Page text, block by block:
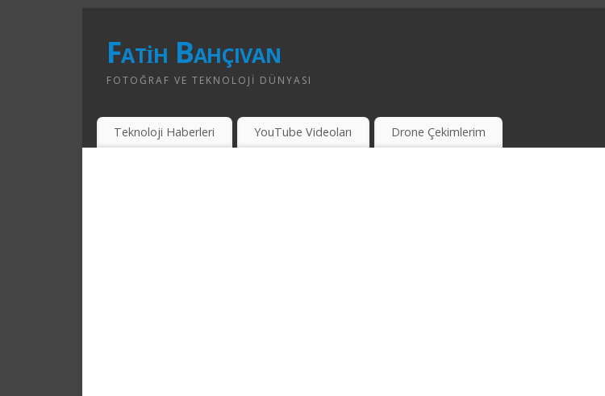
Fatih Bahçıvan
FOTOĞRAF VE TEKNOLOJI DÜNYASI
Teknoloji Haberleri YouTube Videoları Drone Çekimlerim